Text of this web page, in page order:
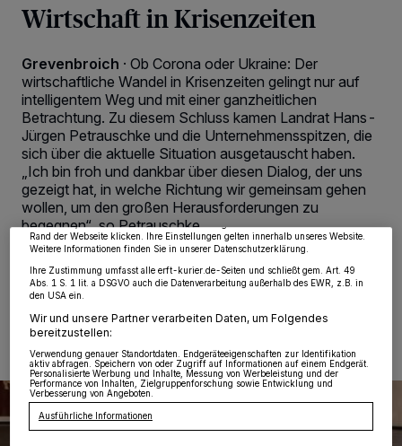
Wirtschaft in Krisenzeiten
Grevenbroich · Ob Corona oder Ukraine: Der
wirtschaftliche Wandel in Krisenzeiten gelingt nur auf
intelligentem Weg und mit einer ganzheitlichen
Betrachtung. Zu diesem Schluss kamen Landrat Hans-
Jürgen Petrauschke und die Unternehmensspitzen, die
sich über die aktuelle Situation ausgetauscht haben.
„Ich bin froh und dankbar über diesen Dialog, der uns
gezeigt hat, in welche Richtung wir gemeinsam gehen
wollen, um den großen Herausforderungen zu
begegnen“, so Petrauschke.
20.04.2022 , 13:42 Uhr
Wir und unsere218-Partner speichern und greifen auf personenbezogene Daten
wie Browserdaten oder eindeutige Kennungen auf Ihrem Gerät zu. Durch Auswahl
von OK aktivieren Sie Tracking-Technologien für die unter „Wir und unsere
Partner verarbeiten Daten, um Ihnen Dienste bereitzustellen“ aufgeführten
Zwecke. Wenn Tracker deaktiviert sind, sind manche Inhalte und Anzeigen
möglicherweise nicht mehr so relevant für Sie. Sie können dieses Menü jederzeit
wieder aufrufen, um Ihre Einstellungen zu ändern oder Ihre Einwilligung zu
widerrufen, indem Sie auf den Link Einstellungen oder Ablehnen am unteren
Rand der Webseite klicken. Ihre Einstellungen gelten innerhalb unseres Website.
Weitere Informationen finden Sie in unserer Datenschutzerklärung.
Ihre Zustimmung umfasst alle erft-kurier.de-Seiten und schließt gem. Art. 49
Abs. 1 S. 1 lit. a DSGVO auch die Datenverarbeitung außerhalb des EWR, z.B. in
den USA ein.
Wir und unsere Partner verarbeiten Daten, um Folgendes
bereitzustellen:
Verwendung genauer Standortdaten. Endgeräteeigenschaften zur Identifikation
aktiv abfragen. Speichern von oder Zugriff auf Informationen auf einem Endgerät.
Personalisierte Werbung und Inhalte, Messung von Werbeleistung und der
Performance von Inhalten, Zielgruppenforschung sowie Entwicklung und
Verbesserung von Angeboten.
Ausführliche Informationen